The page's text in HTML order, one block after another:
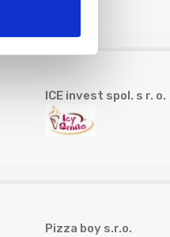
ICE invest spol. s r. o.
Pizza boy s.r.o.